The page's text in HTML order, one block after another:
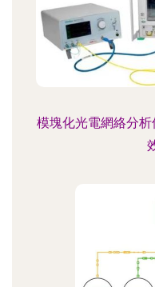
模塊化光電網絡分